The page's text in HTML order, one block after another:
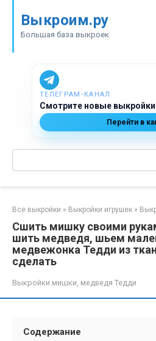
контенту
Выкроим.ру
Большая база выкроек
ТЕЛЕГРАМ‑КАНАЛ
Смотрите новые
Перейти в
Поиск:
Все выкройки » Выкройки игрушек »
Сшить мишку своими
шить медведя, шьем
медвежонка Тедди из
сделать
Выкройки мишки, медведя Тедди
Содержание